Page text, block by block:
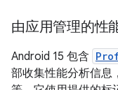
由应用管理的性
Android 15 包含
部收集性能分析信息